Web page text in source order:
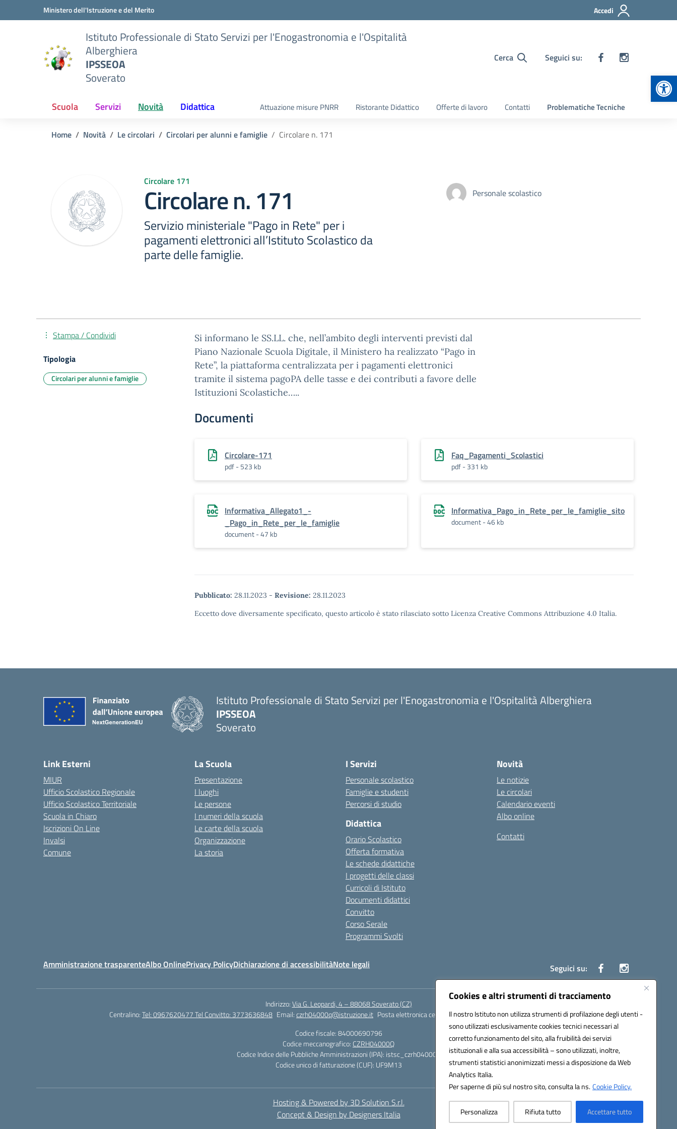
Cookies e altri strumenti di tracciamento
Il nostro Istituto non utilizza strumenti di profilazione degli utenti -
sono utilizzati esclusivamente cookies tecnici necessari al
corretto funzionamento del sito, alla fruibilità dei servizi
istituzionali e alla sua accessibilità – sono utilizzati, inoltre,
strumenti statistici anonimizzati messi a disposizione da Web
Analytics Italia.
Per saperne di più sul nostro sito, consulta la ns.Cookie Policy.
Personalizza Rifiuta tutto Accettare tutto
Vai ai contenuti
Vai al menu di navigazioneMinistero dell'Istruzione e del Merito Accedi
Istituto Professionale di Stato Servizi per l'Enogastronomia e l'Ospitalità
Alberghiera
IPSSEOA
Soverato
Cerca Seguici su:
Scuola Servizi Novità Didattica Attuazione misure PNRR Ristorante Didattico Offerte di lavoro Contatti Problematiche Tecniche
Home Novità Le circolari Circolari per alunni e famiglie Circolare n. 171
Circolare 171
Circolare n. 171
Servizio ministeriale "Pago in Rete" per i
pagamenti elettronici all’Istituto Scolastico da
parte delle famiglie.
Personale scolastico
Si informano le SS.LL. che, nell’ambito degli interventi previsti dal
Piano Nazionale Scuola Digitale, il Ministero ha realizzato “Pago in
Rete”, la piattaforma centralizzata per i pagamenti elettronici
tramite il sistema pagoPA delle tasse e dei contributi a favore delle
Istituzioni Scolastiche…..
Documenti
Circolare-171
pdf - 523 kb
Faq_Pagamenti_Scolastici
pdf - 331 kb
Informativa_Allegato1_-
_Pago_in_Rete_per_le_famiglie
document - 47 kb
Informativa_Pago_in_Rete_per_le_famiglie_sito
document - 46 kb
Pubblicato: 28.11.2023 - Revisione: 28.11.2023
Eccetto dove diversamente specificato, questo articolo è stato rilasciato sotto Licenza Creative Commons Attribuzione 4.0 Italia.
Stampa / Condividi
Tipologia
Circolari per alunni e famiglie
Istituto Professionale di Stato Servizi per l'Enogastronomia e l'Ospitalità Alberghiera
IPSSEOA
Soverato
Link Esterni
MIUR
Ufficio Scolastico Regionale
Ufficio Scolastico Territoriale
Scuola in Chiaro
Iscrizioni On Line
Invalsi
Comune
La Scuola
Presentazione
I luoghi
Le persone
I numeri della scuola
Le carte della scuola
Organizzazione
La storia
I Servizi
Personale scolastico
Famiglie e studenti
Percorsi di studio
Didattica
Orario Scolastico
Offerta formativa
Le schede didattiche
I progetti delle classi
Curricoli di Istituto
Documenti didattici
Convitto
Corso Serale
Programmi Svolti
Novità
Le notizie
Le circolari
Calendario eventi
Albo online
Contatti
Amministrazione trasparenteAlbo OnlinePrivacy PolicyDichiarazione di accessibilitàNote legali Seguici su:
Indirizzo:Via G. Leopardi, 4 – 88068 Soverato (CZ)
Centralino:Tel: 0967620477 Tel Convitto: 3773636848 Email:czrh04000q@istruzione.it Posta elettronica certificata (PEC):czrh04000q@pec.istruzione.it
Codice fiscale: 84000690796
Codice meccanografico: CZRH04000Q
Codice Indice delle Pubbliche Amministrazioni (IPA): istsc_czrh04000q
Codice unico di fatturazione (CUF): UF9M13
Hosting & Powered by 3D Solution S.r.l.
Concept & Design by Designers Italia